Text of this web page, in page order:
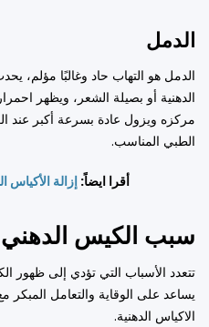
الدمل
الدمل هو التهاب حاد وغالبًا مؤلم،
الدهنية أو بصيلة الشعر، ويظهر
مركزه ويزول عادة بسرعة أكبر عند
الطبي المناسب.
أقرا ايضاً: إزالة الأكياس
سبب الكيس
تتعدد الأسباب التي تؤدي إلى ظهور
يساعد على الوقاية والتعامل
الاكياس الدهنية.